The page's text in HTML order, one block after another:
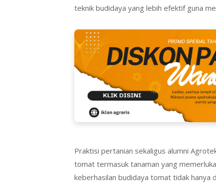
teknik budidaya yang lebih efektif guna
Praktisi pertanian sekaligus alumni
tomat termasuk tanaman yang
keberhasilan budidaya tomat tidak